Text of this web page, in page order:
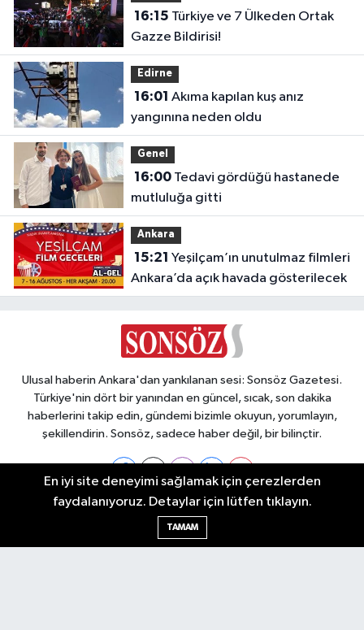
16:15
Gazze Bildirisi!
Edirne
16:01
yangınına neden oldu
Genel
16:00Tedavi gördüğü hastanede
mutluluğa gitti
Ankara
15:21
Ankara’da açık havada gösterilecek
Ulusal haberin Ankara'dan yankılanan sesi: Sonsöz Gazetesi.
Türkiye'nin dört bir yanından en güncel, sıcak, son dakika
haberlerini takip edin, gündemi bizimle okuyun, yorumlayın,
şekillendirin. Sonsöz, sadece haber değil, bir bilinçtir.
Ankara Nöbetçi Eczaneler
En iyi site deneyimi sağlamak için çerezlerden
faydalanıyoruz. Detaylar için lütfen tıklayın.
TAMAM